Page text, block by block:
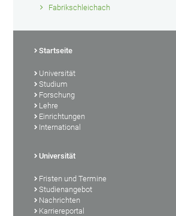
Fabrikschleichach
Startseite
Universität
Studium
Forschung
Lehre
Einrichtungen
International
Universität
Fristen und Termine
Studienangebot
Nachrichten
Karriereportal